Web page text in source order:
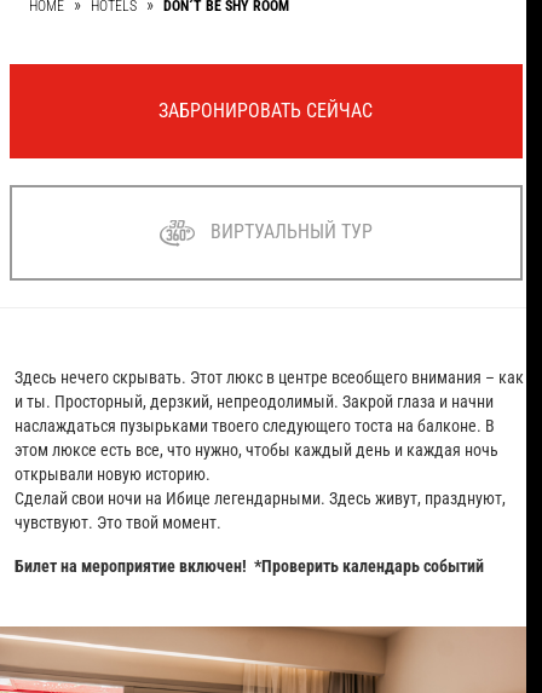
HOME HOTELS DON´T BE SHY ROOM
ЗАБРОНИРОВАТЬ СЕЙЧАС
ВИРТУАЛЬНЫЙ ТУР
Здесь нечего скрывать. Этот люкс в центре всеобщего внимания – как
и ты. Просторный, дерзкий, непреодолимый. Закрой глаза и начни
наслаждаться пузырьками твоего следующего тоста на балконе. В
этом люксе есть все, что нужно, чтобы каждый день и каждая ночь
открывали новую историю.
Сделай свои ночи на Ибице легендарными. Здесь живут, празднуют,
чувствуют. Это твой момент.
Билет на мероприятие включен! *Проверить календарь событий